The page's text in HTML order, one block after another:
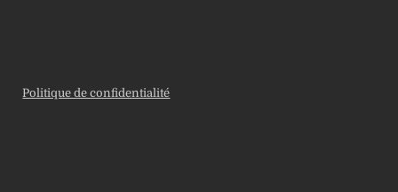
Politique de confidentialité